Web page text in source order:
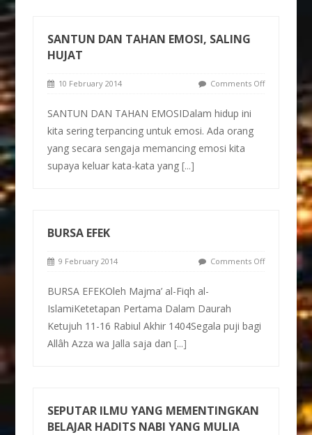
SANTUN DAN TAHAN EMOSI, SALING
HUJAT
10 February 2014 Comments Off
SANTUN DAN TAHAN EMOSIDalam hidup ini
kita sering terpancing untuk emosi. Ada orang
yang secara sengaja memancing emosi kita
supaya keluar kata-kata yang[...]
BURSA EFEK
9 February 2014 Comments Off
BURSA EFEKOleh Majma’ al-Fiqh al-
IslamiKetetapan Pertama Dalam Daurah
Ketujuh 11-16 Rabiul Akhir 1404Segala puji bagi
Allâh Azza wa Jalla saja dan[...]
SEPUTAR ILMU YANG MEMENTINGKAN
BELAJAR HADITS NABI YANG MULIA